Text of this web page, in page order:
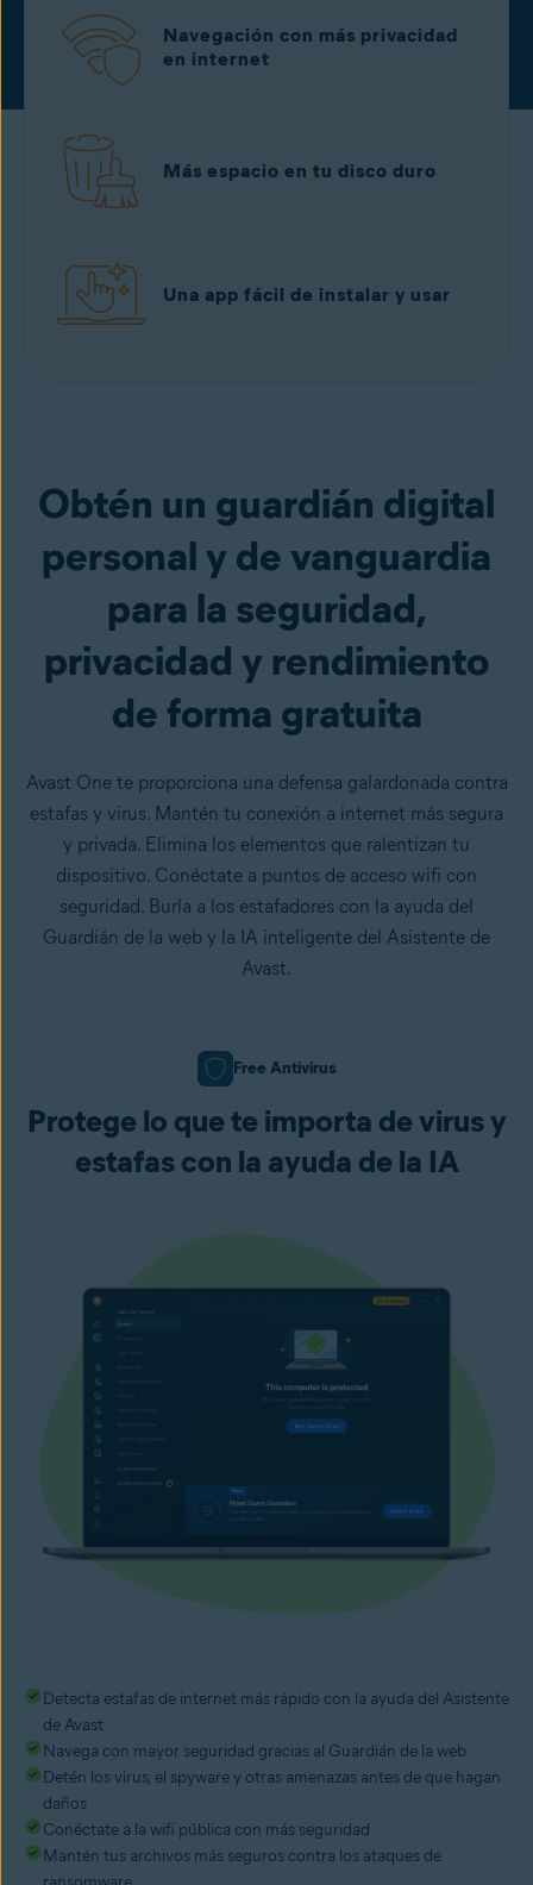
Navegación con más privacidad
en internet
Más espacio en tu disco duro
Una app fácil de instalar y usar
Obtén un guardián digital
personal y de vanguardia
para la seguridad,
privacidad y rendimiento
de forma gratuita
Avast One te proporciona una defensa galardonada contra
estafas y virus. Mantén tu conexión a internet más segura
y privada. Elimina los elementos que ralentizan tu
dispositivo. Conéctate a puntos de acceso wifi con
seguridad. Burla a los estafadores con la ayuda del
Guardián de la web y la IA inteligente del Asistente de
Avast.
Free Antivirus
Protege lo que te importa de virus y
estafas con la ayuda de la IA
Detecta estafas de internet más rápido con la ayuda del Asistente
de Avast
Navega con mayor seguridad gracias al Guardián de la web
Detén los virus, el spyware y otras amenazas antes de que hagan
daños
Conéctate a la wifi pública con más seguridad
Mantén tus archivos más seguros contra los ataques de